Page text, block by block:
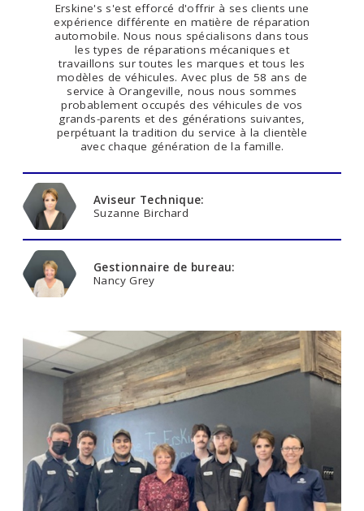
Erskine's s'est efforcé d'offrir à ses clients une
expérience différente en matière de réparation
automobile. Nous nous spécialisons dans tous
les types de réparations mécaniques et
travaillons sur toutes les marques et tous les
modèles de véhicules. Avec plus de 58 ans de
service à Orangeville, nous nous sommes
probablement occupés des véhicules de vos
grands-parents et des générations suivantes,
perpétuant la tradition du service à la clientèle
avec chaque génération de la famille.
Aviseur Technique:
Suzanne Birchard
Gestionnaire de bureau:
Nancy Grey